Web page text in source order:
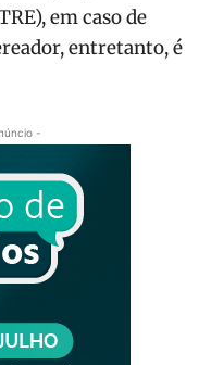
em caso de
entretanto, é
-